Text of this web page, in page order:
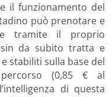
il funzionamento del
può prenotare e
tramite il proprio
sin da subito tratta e
stabiliti sulla base del
(0,85 € al
di questa